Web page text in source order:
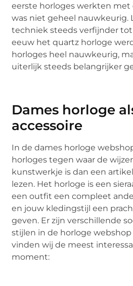
eerste horloges werkten met
was niet geheel nauwkeurig.
techniek steeds verfijnder
eeuw het quartz horloge
horloges heel nauwkeurig,
uiterlijk steeds belangrijker
Dames horloge
accessoire
In de dames horloge
horloges tegen waar de
kunstwerkje is dan een
lezen. Het horloge is een
een outfit een compleet
en jouw kledingstijl een
geven. Er zijn verschillende
stijlen in de horloge
vinden wij de meest
moment: